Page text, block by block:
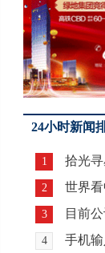
24小时新闻
1 拾光
2 世界
3 目前
4 手机